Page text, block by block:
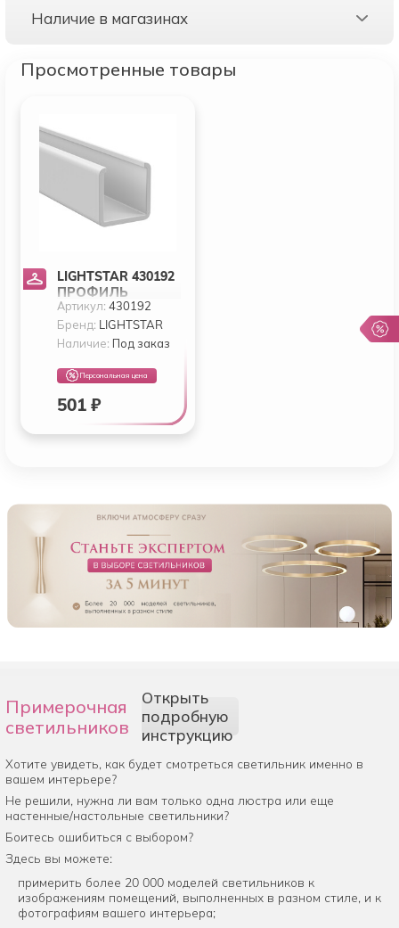
Наличие в магазинах
Просмотренные товары
LIGHTSTAR 430192
ПРОФИЛЬ
NEOLED ДЛЯ
НЕОНОВОЙ
ЛЕНТЫ,
ПЛАСТИК,
1ШТ=2М
Артикул:430192
Бренд: LIGHTSTAR
Наличие: Под заказ
Персональная цена
501 ₽
Примерочная
светильников
Открыть
подробную
инструкцию
Хотите увидеть, как будет смотреться светильник именно в
вашем интерьере?
Не решили, нужна ли вам только одна люстра или еще
настенные/настольные светильники?
Боитесь ошибиться с выбором?
Здесь вы можете:
примерить более 20 000 моделей светильников к
изображениям помещений, выполненных в разном стиле, и к
фотографиям вашего интерьера;